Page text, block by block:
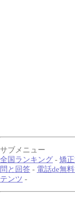
サブメニュー
全国ランキング - 矯
問と回答 - 電話de無
テンツ -